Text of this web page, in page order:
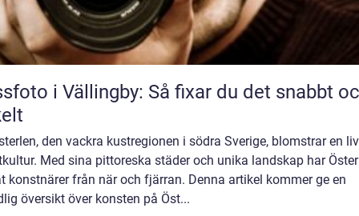
i Vällingby: Så fixar du det snabbt
den vackra kustregionen i södra Sverige, blomstrar en
Med sina pittoreska städer och unika landskap har
konstnärer från när och fjärran. Denna artikel kommer ge en
översikt över konsten på Öst...